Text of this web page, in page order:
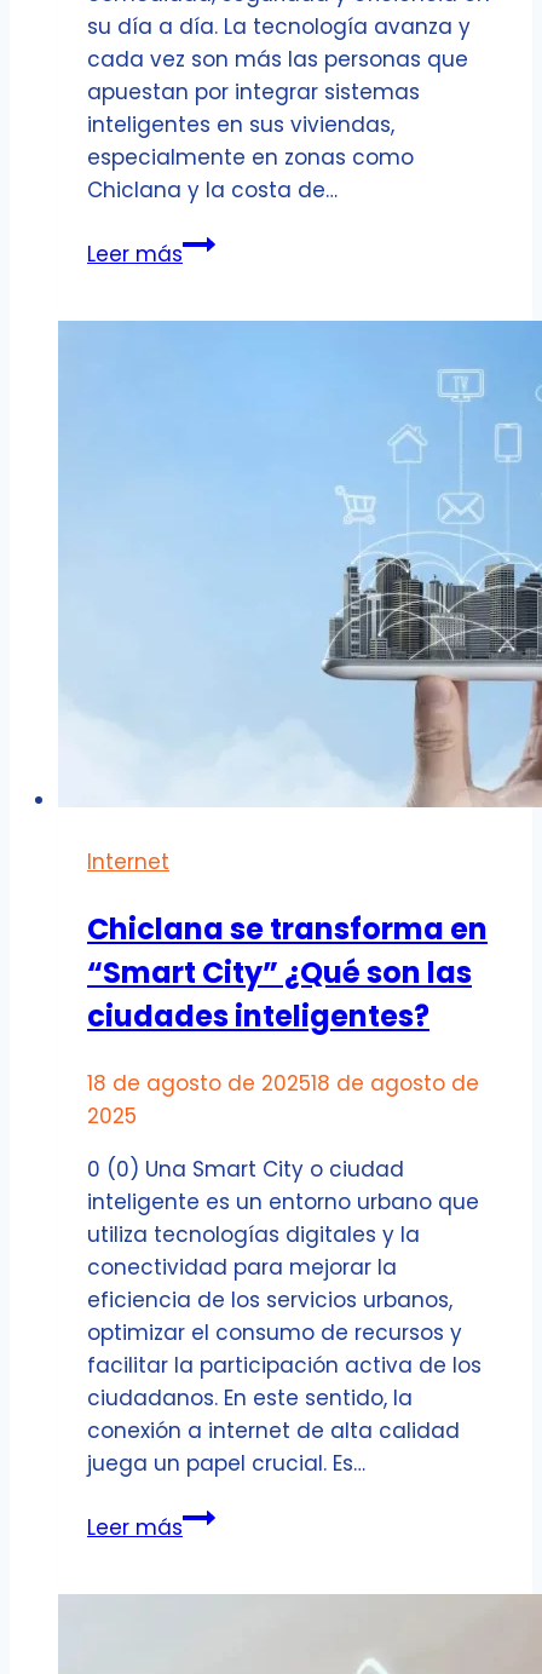
su día a día. La tecnología avanza y
cada vez son más las personas que
apuestan por integrar sistemas
inteligentes en sus viviendas,
especialmente en zonas como
Chiclana y la costa de…
Leer másCrear
Internet
Chiclana se transforma en
“Smart City” ¿Qué son las
ciudades inteligentes?
18 de agosto de 202518 de agosto de
2025
0 (0) Una Smart City o ciudad
inteligente es un entorno urbano que
utiliza tecnologías digitales y la
conectividad para mejorar la
eficiencia de los servicios urbanos,
optimizar el consumo de recursos y
facilitar la participación activa de los
ciudadanos. En este sentido, la
conexión a internet de alta calidad
juega un papel crucial. Es…
Leer másChiclana